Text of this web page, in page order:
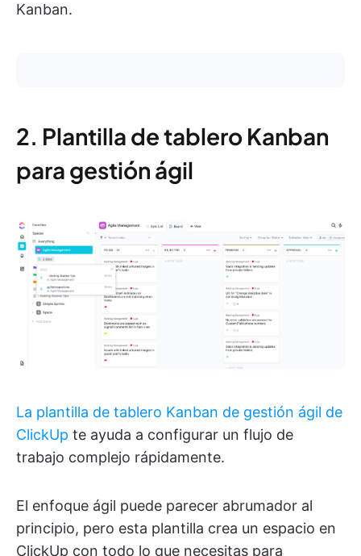
Kanban.
2. Plantilla de tablero Kanban
para gestión ágil
La plantilla de tablero Kanban de gestión ágil de
ClickUp te ayuda a configurar un flujo de
trabajo complejo rápidamente.
El enfoque ágil puede parecer abrumador al
principio, pero esta plantilla crea un espacio en
ClickUp con todo lo que necesitas para